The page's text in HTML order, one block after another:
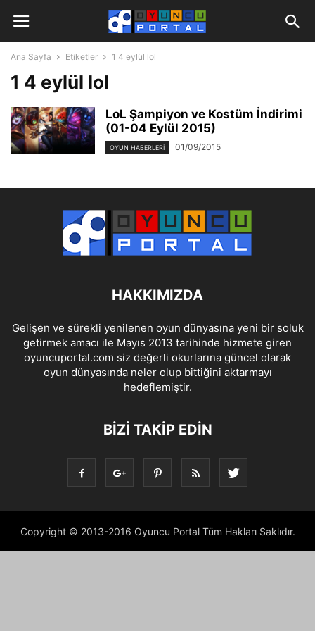
Ana Sayfa Etiketler 1 4 eylül lol
1 4 eylül lol
LoL Şampiyon ve Kostüm İndirimi
(01-04 Eylül 2015)
OYUN HABERLERI 01/09/2015
HAKKIMIZDA
Gelişen ve sürekli yenilenen oyun dünyasına yeni bir soluk
getirmek amacı ile Mayıs 2013 tarihinde hizmete giren
oyuncuportal.com siz değerli okurlarına güncel olarak
oyun dünyasında neler olup bittiğini aktarmayı
hedeflemiştir.
BIZI TAKIP EDIN
Copyright © 2013-2016 Oyuncu Portal Tüm Hakları Saklıdır.